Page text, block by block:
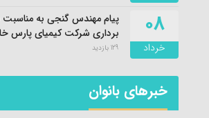
۰۸
خرداد
پیام مهندس گنجی به مناسبت
برداری شرکت کیمیای پارس
129 بازدید
خبرهای بانوان